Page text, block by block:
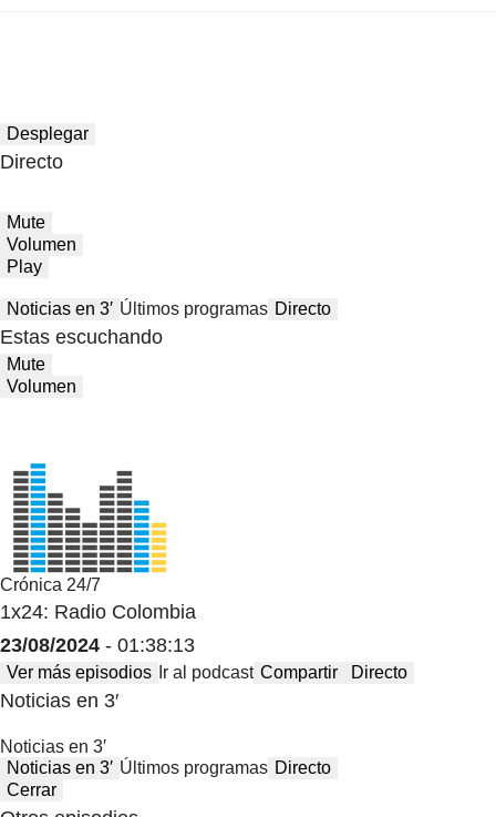
Desplegar
Directo
Mute
Volumen
Play
Noticias en 3′ Últimos programas Directo
Estas escuchando
Mute
Volumen
Crónica 24/7
1x24: Radio Colombia
23/08/2024 - 01:38:13
Ver más episodios Ir al podcast Compartir Directo
Noticias en 3′
Noticias en 3′
Noticias en 3′ Últimos programas Directo
Cerrar